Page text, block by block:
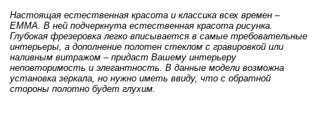
Настоящая естественная красота и классика всех времен –
EMMA. В ней подчеркнута естественная красота рисунка.
Глубокая фрезеровка легко вписывается в самые требовательные
интерьеры, а дополнение полотен стеклом с гравировкой или
наливным витражом – придаст Вашему интерьеру
неповторимость и элегантность. В данные модели возможна
установка зеркала, но нужно иметь ввиду, что с обратной
стороны полотно будет глухим.